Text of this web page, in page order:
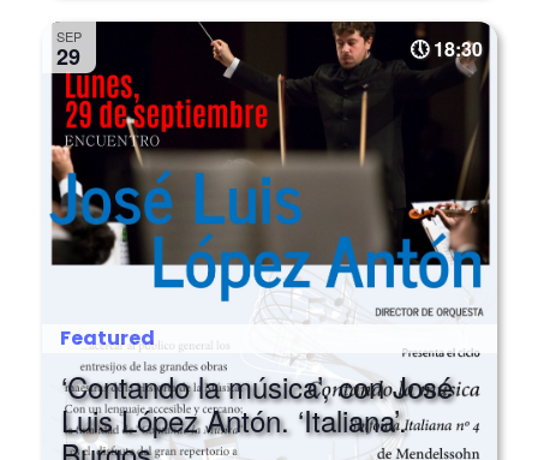
SEP
29 18:30
Featured
‘Contando la música’, con José
Luis López Antón. ‘Italiana’.